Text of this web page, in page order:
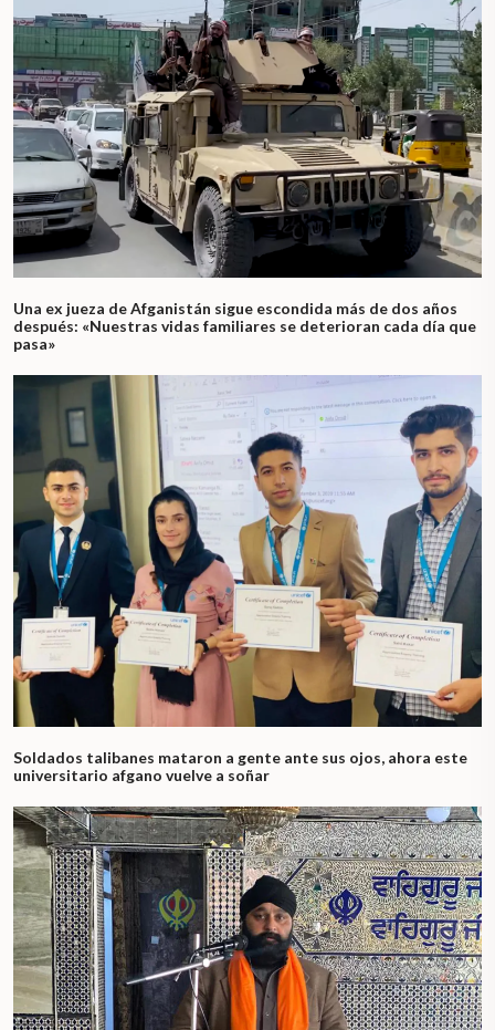
Una ex jueza de Afganistán sigue escondida más de dos años
después: «Nuestras vidas familiares se deterioran cada día que
pasa»
Soldados talibanes mataron a gente ante sus ojos, ahora este
universitario afgano vuelve a soñar